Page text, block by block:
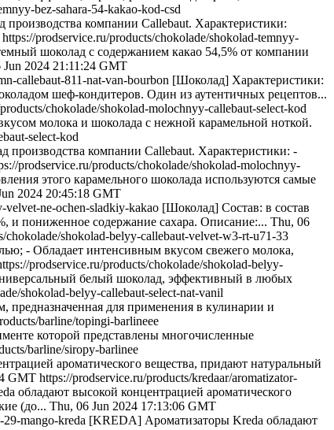
bez-sahara-54-kakao-kod-csd
компании Callebaut. Характеристики:
https://prodservice.ru/products/chokolade/shokolad-temnyy-
шоколад с содержанием какао 54,5% от компании
Jun 2024 21:11:24 GMT
callebaut-811-nat-van-bourbon [Шоколад] Характеристики:
шеф-кондитеров. Один из аутентичных рецептов...
chokolade/shokolad-molochnyy-callebaut-select-kod
молока и шоколада с нежной карамельной ноткой.
select-kod
компании Callebaut. Характеристики: -
prodservice.ru/products/chokolade/shokolad-molochnyy-
этого карамельного шоколада используются самые
2024 20:45:18 GMT
velvet-ne-ochen-sladkiy-kakao [Шоколад] Состав: в состав
и пониженное содержание сахара. Описание:... Thu, 06
chokolade/shokolad-belyy-callebaut-velvet-w3-rt-u71-33
- Обладает интенсивным вкусом свежего молока,
prodservice.ru/products/chokolade/shokolad-belyy-
белый шоколад, эффективный в любых
shokolad-belyy-callebaut-select-nat-vanil
предназначенная для применения в кулинарии и
barline/topingi-barlineee
которой представлены многочисленные
barline/siropy-barlinee
ароматического вещества, придают натуральный
GMT https://prodservice.ru/products/kredaar/aromatizator-
обладают высокой концентрацией ароматического
(до... Thu, 06 Jun 2024 17:13:06 GMT
mango-kreda [KREDA] Ароматизаторы Kreda обладают